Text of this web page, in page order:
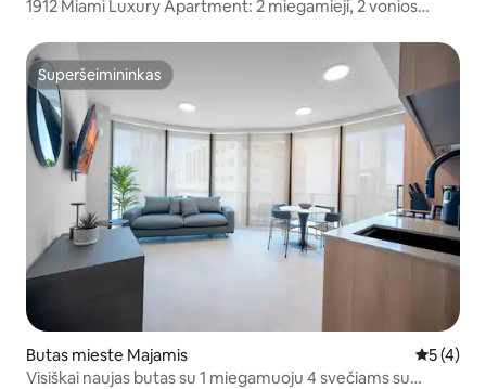
1912 Miami Luxury Apartment: 2 miegamieji, 2 vonios
Superšeimininkas
Superšeimininkas
Butas mieste Majamis Vidutinis
5 (4)
Visiškai naujas butas su 1 miegamuoju 4 svečiams su